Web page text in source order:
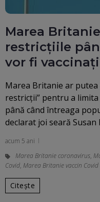
Marea
restricțiile
vor fi vaccinaţi
Marea Britanie ar
restricţii” pentru a
până când întreaga
declarat joi seară
acum 5 ani
Marea Britanie coronavirus,
Covid, Marea Britanie vaccin Covid
Citește